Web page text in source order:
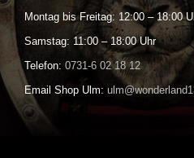
Montag bis Freitag: 12:00 – 18:00
Samstag: 11:00 – 18:00 Uhr
Telefon: 0731-6 02 18 12
Email Shop Ulm: